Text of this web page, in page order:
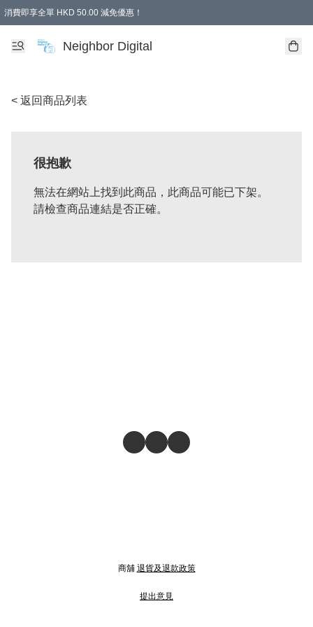
消費即享全單 HKD 50.00 減免優惠！
Neighbor Digital
< 返回商品列表
很抱歉
無法在網站上找到此商品，此商品可能已下架。
請檢查商品連結是否正確。
商舖 退貨及退款政策
提出意見